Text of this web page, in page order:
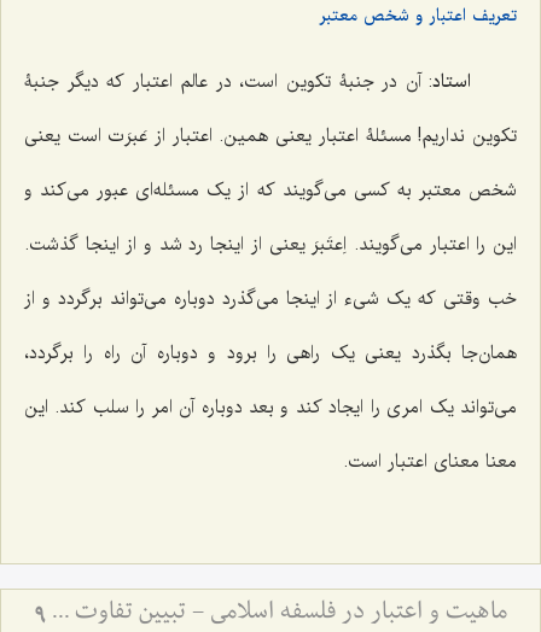
تعریف اعتبار و شخص معتبر
استاد: آن در جنبۀ تکوین است، در عالم اعتبار که دیگر جنبۀ
تکوین نداریم! مسئلۀ اعتبار یعنی همین. اعتبار از عَبرَت است یعنی
شخص معتبر به کسی می‌گویند که از یک مسئله‌ای عبور می‌کند و
این را اعتبار می‌گویند. اِعتَبرَیعنی از اینجا رد شد و از اینجا گذشت.
خب وقتی که یک شیء از اینجا می‌گذرد دوباره می‌تواند برگردد و از
همان‌جا بگذرد یعنی یک راهی را برود و دوباره آن راه را برگردد،
می‌تواند یک امری را ایجاد کند و بعد دوباره آن امر را سلب کند. این
معنا معنای اعتبار است.
ماهیت و اعتبار در فلسفه اسلامی - تبیین تفاوت میان امور اعتباری و حقایق وجودی 9